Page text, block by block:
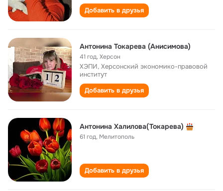
Добавить в друзья
Антонина Токарева (Анисимова)
41 год,Херсон
ХЭПИ, Херсонский экономико-правовой
институт
Добавить в друзья
Антонина Халилова(Токарева)
61 год, Мелитополь
Добавить в друзья